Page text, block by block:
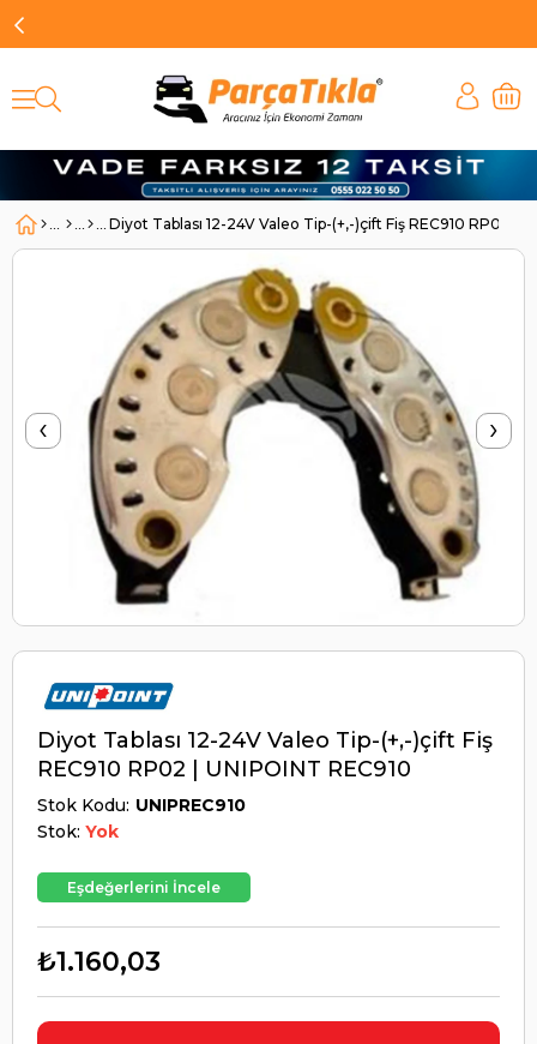
Diyot Tablası 12-24V Valeo Tip-(+,-)çift Fiş REC910 RP02 |
‹ ›
Diyot Tablası 12-24V Valeo Tip-(+,-)çift Fiş
REC910 RP02 | UNIPOINT REC910
Stok Kodu UNIPREC910
Stok: Yok
Eşdeğerlerini İncele
₺1.160,03